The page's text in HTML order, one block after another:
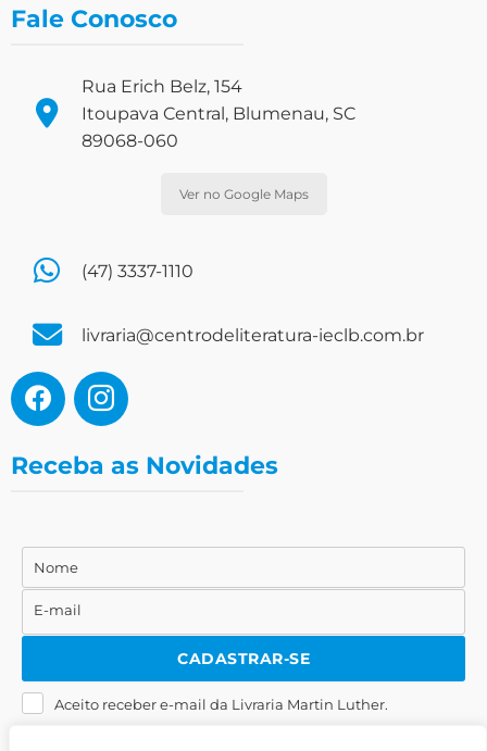
Fale Conosco
Rua Erich Belz, 154
Itoupava Central, Blumenau, SC
89068-060
Ver no Google Maps
(47) 3337-1110
livraria@centrodeliteratura-ieclb.com.br
Receba as Novidades
Nome
Nome
E-
mail
E-mail
CADASTRAR-SE
Aceito receber e-mail da Livraria Martin Luther.